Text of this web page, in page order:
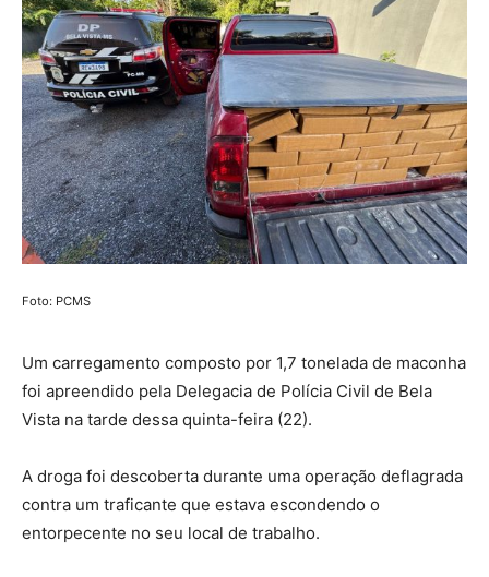
Foto: PCMS
Um carregamento composto por 1,7 tonelada de maconha
foi apreendido pela Delegacia de Polícia Civil de Bela
Vista na tarde dessa quinta-feira (22).
A droga foi descoberta durante uma operação deflagrada
contra um traficante que estava escondendo o
entorpecente no seu local de trabalho.